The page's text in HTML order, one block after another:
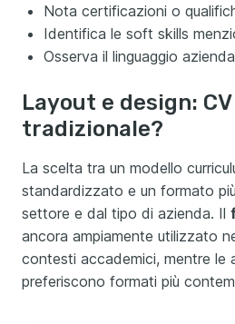
Nota certificazioni o
Identifica le soft skills
Osserva il linguaggio
Layout e design:
tradizionale?
La scelta tra un modello
standardizzato e un formato
settore e dal tipo di azienda. Il
ancora ampiamente utilizzato
contesti accademici, mentre le
preferiscono formati più